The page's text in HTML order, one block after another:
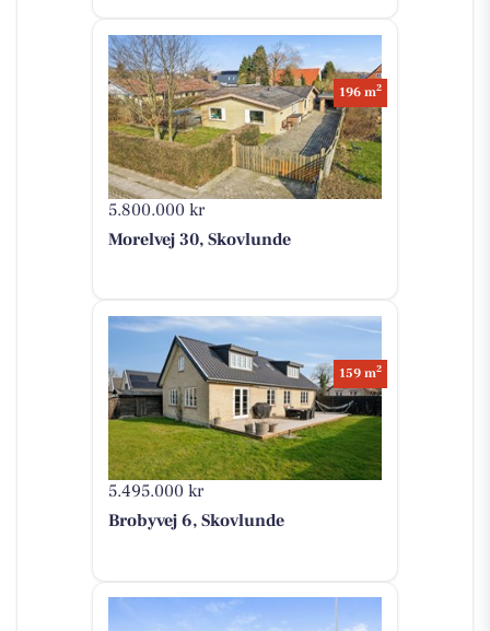
5.800.000 kr
196 m2
Morelvej 30, Skovlunde
5.495.000 kr
159 m2
Brobyvej 6, Skovlunde